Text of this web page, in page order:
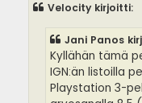
Velocity kirjoitti:
Jani Panos
Kyllähän tämä
IGN:än listoilla
Playstation 3-